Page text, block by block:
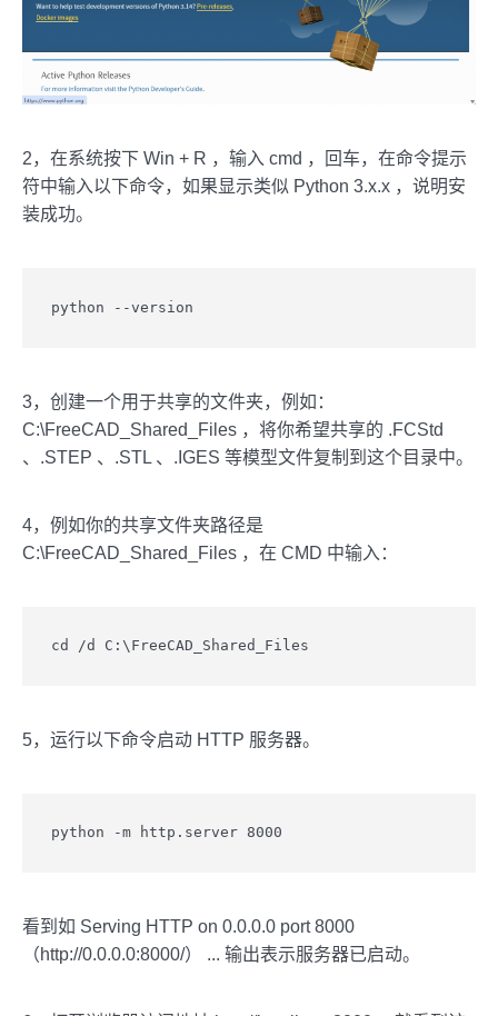
2，在系统按下 Win + R ，输入 cmd ，回车，在命令提示
符中输入以下命令，如果显示类似 Python 3.x.x ，说明安
装成功。
python --version
3，创建一个用于共享的文件夹，例如：
C:\FreeCAD_Shared_Files ，将你希望共享的 .FCStd
、.STEP 、.STL 、.IGES 等模型文件复制到这个目录中。
4，例如你的共享文件夹路径是
C:\FreeCAD_Shared_Files ，在 CMD 中输入：
cd /d C:\FreeCAD_Shared_Files
5，运行以下命令启动 HTTP 服务器。
python -m http.server 8000
看到如 Serving HTTP on 0.0.0.0 port 8000
（http://0.0.0.0:8000/） ... 输出表示服务器已启动。